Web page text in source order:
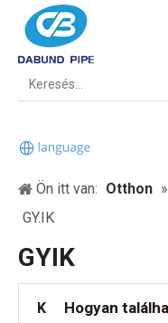
Ön itt van: Otthon »
GY.IK
GYIK
K Hogyan